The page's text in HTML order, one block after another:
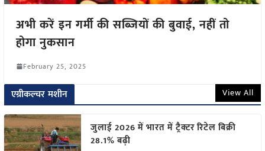
अभी करें इन गर्मी की सब्जियों की बुवाई, नहीं तो
होगा नुकसान
February 25, 2025
एग्रीकल्चर मशीन View All
जुलाई 2026 में भारत में ट्रैक्टर रिटेल बिक्री
28.1% बढ़ी